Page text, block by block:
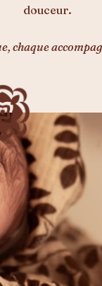
douceur.
chaque